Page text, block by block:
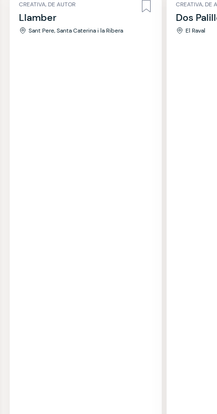
CREATIVA, DE AUTOR
Llamber
Sant Pere, Santa Caterina i la Ribera
CREATIVA, DE
Dos
El Raval